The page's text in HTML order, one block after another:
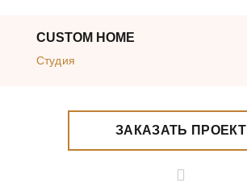
CUSTOM HOME
Студия
ЗАКАЗАТЬ ПРОЕКТ